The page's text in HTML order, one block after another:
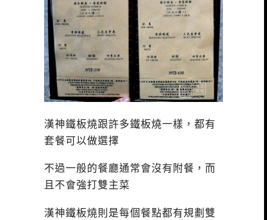
漢神鐵板燒跟許多鐵板燒一樣，都有
套餐可以做選擇
不過一般的餐廳通常會沒有附餐，而
且不會強打雙主菜
漢神鐵板燒則是每個餐點都有規劃雙